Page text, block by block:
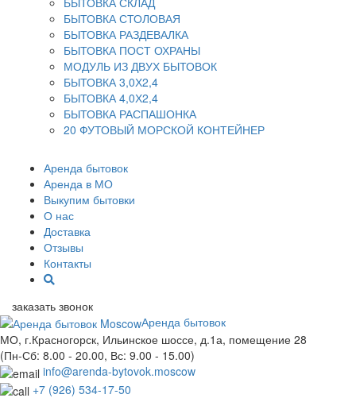
БЫТОВКА СТОЛОВАЯ
БЫТОВКА РАЗДЕВАЛКА
БЫТОВКА ПОСТ ОХРАНЫ
МОДУЛЬ ИЗ ДВУХ БЫТОВОК
БЫТОВКА 3,0Х2,4
БЫТОВКА 4,0Х2,4
БЫТОВКА РАСПАШОНКА
20 ФУТОВЫЙ МОРСКОЙ КОНТЕЙНЕР
Аренда бытовок
Аренда в МО
Выкупим бытовки
О нас
Доставка
Отзывы
Контакты
заказать звонок
Аренда бытовок
МО, г.Красногорск, Ильинское шоссе, д.1а, помещение 28
(Пн-Сб: 8.00 - 20.00, Вс: 9.00 - 15.00)
info@arenda-bytovok.moscow
+7 (926) 534-17-50